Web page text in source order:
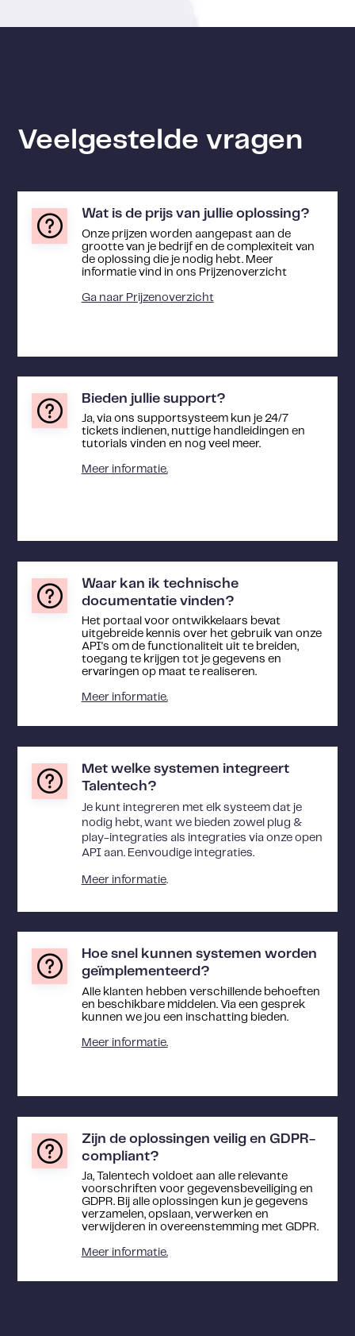
Veelgestelde vragen
Wat is de prijs van jullie oplossing?
Onze prijzen worden aangepast aan de
grootte van je bedrijf en de complexiteit van
de oplossing die je nodig hebt. Meer
informatie vind in ons Prijzenoverzicht
Ga naar Prijzenoverzicht
Bieden jullie support?
Ja, via ons supportsysteem kun je 24/7
tickets indienen, nuttige handleidingen en
tutorials vinden en nog veel meer.
Meer informatie.
Waar kan ik technische
documentatie vinden?
Het portaal voor ontwikkelaars bevat
uitgebreide kennis over het gebruik van onze
API's om de functionaliteit uit te breiden,
toegang te krijgen tot je gegevens en
ervaringen op maat te realiseren.
Meer informatie.
Met welke systemen integreert
Talentech?
Je kunt integreren met elk systeem dat je
nodig hebt, want we bieden zowel plug &
play-integraties als integraties via onze open
API aan. Eenvoudige integraties.
Meer informatie.
Hoe snel kunnen systemen worden
geïmplementeerd?
Alle klanten hebben verschillende behoeften
en beschikbare middelen. Via een gesprek
kunnen we jou een inschatting bieden.
Meer informatie.
Zijn de oplossingen veilig en GDPR-
compliant?
Ja, Talentech voldoet aan alle relevante
voorschriften voor gegevensbeveiliging en
GDPR. Bij alle oplossingen kun je gegevens
verzamelen, opslaan, verwerken en
verwijderen in overeenstemming met GDPR.
Meer informatie.